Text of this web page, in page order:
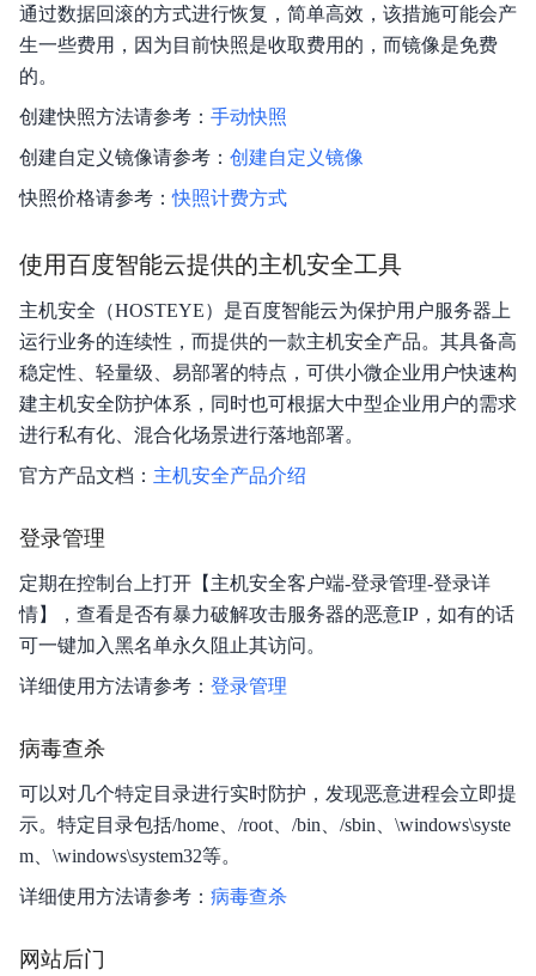
通过数据回滚的方式进行恢复，简单高效，该措施可能会产
生一些费用，因为目前快照是收取费用的，而镜像是免费
的。
创建快照方法请参考： 手动快照
创建自定义镜像请参考： 创建自定义镜像
快照价格请参考：快照计费方式
使用百度智能云提供的主机安全工具
主机安全（HOSTEYE）是百度智能云为保护用户服务器上
运行业务的连续性，而提供的一款主机安全产品。其具备高
稳定性、轻量级、易部署的特点，可供小微企业用户快速构
建主机安全防护体系，同时也可根据大中型企业用户的需求
进行私有化、混合化场景进行落地部署。
官方产品文档： 主机安全产品介绍
登录管理
定期在控制台上打开【主机安全客户端-登录管理-登录详
情】，查看是否有暴力破解攻击服务器的恶意IP，如有的话
可一键加入黑名单永久阻止其访问。
详细使用方法请参考： 登录管理
病毒查杀
可以对几个特定目录进行实时防护，发现恶意进程会立即提
示。特定目录包括/home、/root、/bin、/sbin、\windows\syste
m、\windows\system32等。
详细使用方法请参考： 病毒查杀
网站后门